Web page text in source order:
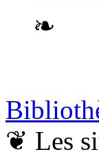
❧
❦ Les